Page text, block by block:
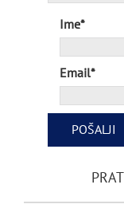
Ime*
Email*